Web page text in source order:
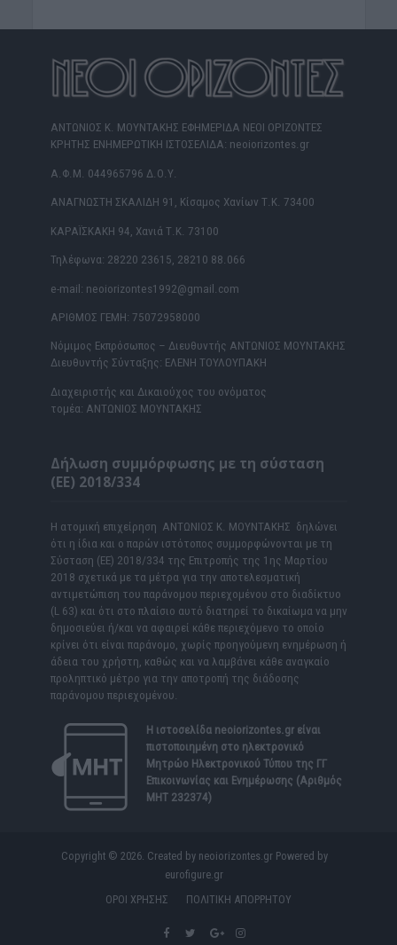
ΑΝΤΩΝΙΟΣ Κ. ΜΟΥΝΤΑΚΗΣ ΕΦΗΜΕΡΙΔΑ ΝΕΟΙ ΟΡΙΖΟΝΤΕΣ
ΚΡΗΤΗΣ ΕΝΗΜΕΡΩΤΙΚΗ ΙΣΤΟΣΕΛΙΔΑ: neoiorizontes.gr
Α.Φ.Μ. 044965796 Δ.Ο.Υ.
ΑΝΑΓΝΩΣΤΗ ΣΚΑΛΙΔΗ 91, Κίσαμος Χανίων Τ.Κ. 73400
ΚΑΡΑΪΣΚΑΚΗ 94, Χανιά Τ.Κ. 73100
Τηλέφωνα: 28220 23615, 28210 88.066
e-mail: neoiorizontes1992@gmail.com
ΑΡΙΘΜΟΣ ΓΕΜΗ: 75072958000
Νόμιμος Εκπρόσωπος – Διευθυντής ΑΝΤΩΝΙΟΣ ΜΟΥΝΤΑΚΗΣ
Διευθυντής Σύνταξης: ΕΛΕΝΗ ΤΟΥΛΟΥΠΑΚΗ
Διαχειριστής και Δικαιούχος του ονόματος
τομέα: ΑΝΤΩΝΙΟΣ ΜΟΥΝΤΑΚΗΣ
Δήλωση συμμόρφωσης με τη σύσταση
(ΕΕ) 2018/334
Η ατομική επιχείρηση ΑΝΤΩΝΙΟΣ Κ. ΜΟΥΝΤΑΚΗΣ δηλώνει
ότι η ίδια και ο παρών ιστότοπος συμμορφώνονται με τη
Σύσταση (ΕΕ) 2018/334 της Επιτροπής της 1ης Μαρτίου
2018 σχετικά με τα μέτρα για την αποτελεσματική
αντιμετώπιση του παράνομου περιεχομένου στο διαδίκτυο
(L 63) και ότι στο πλαίσιο αυτό διατηρεί το δικαίωμα να μην
δημοσιεύει ή/και να αφαιρεί κάθε περιεχόμενο το οποίο
κρίνει ότι είναι παράνομο, χωρίς προηγούμενη ενημέρωση ή
άδεια του χρήστη, καθώς και να λαμβάνει κάθε αναγκαίο
προληπτικό μέτρο για την αποτροπή της διάδοσης
παράνομου περιεχομένου.
Η ιστοσελίδα neoiorizontes.grείναι
πιστοποιημένη στο ηλεκτρονικό
Μητρώο Ηλεκτρονικού Τύπου της ΓΓ
Επικοινωνίας και Ενημέρωσης (Αριθμός
ΜΗΤ 232374)
Copyright © 2026. Created by neoiorizontes.gr Powered by
eurofigure.gr
ΟΡΟΙ ΧΡΗΣΗΣ
ΠΟΛΙΤΙΚΗ ΑΠΟΡΡΗΤΟΥ